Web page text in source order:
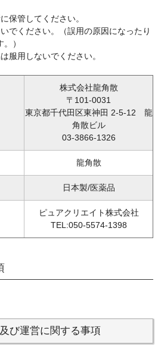
保管してください。
でください。（誤用の原因になったり
）
服用しないでください。
株式会社龍角散
〒101-0031
東京都千代田区東神田 2-5-12 龍
角散ビル
03-3866-1326
龍角散
日本製/医薬品
ピュアクリエイト株式会社
TEL:050-5574-1398
び運営に関する事項